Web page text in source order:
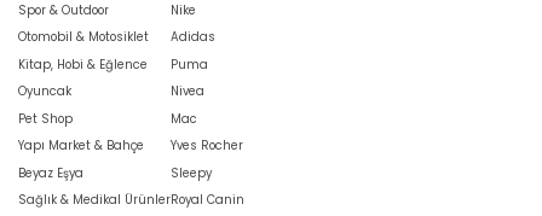
Spor & Outdoor
Otomobil & Motosiklet
Kitap, Hobi & Eğlence
Oyuncak
Pet Shop
Yapı Market & Bahçe
Beyaz Eşya
Sağlık & Medikal Ürünler
Nike
Adidas
Puma
Nivea
Mac
Yves Rocher
Sleepy
Royal Canin